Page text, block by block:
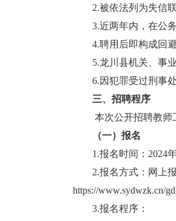
2.被依法列为失信联
3.近两年内，在公务
4.聘用后即构成回避
5.龙川县机关、事业
6.因犯罪受过刑事处
三、招聘程序
本次公开招聘教师工
（一）报名
1.报名时间：2024年
2.报名方式：网上报
https://www.sydwzk.cn/
3.报名程序：